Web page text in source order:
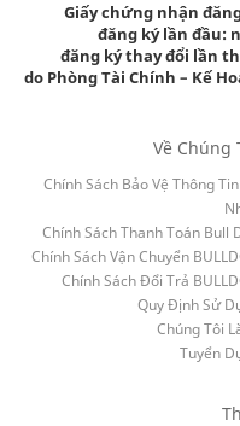
Giấy chứng nhận
đăng ký lần đầu:
đăng ký thay đổi lần
do Phòng Tài Chính – Kế
Về Chúng
Chính Sách Bảo Vệ Thông
Chính Sách Thanh Toán Bull
Chính Sách Vận Chuyển
Chính Sách Đổi Trả
Quy Định Sử
Chúng Tôi
Tuyển